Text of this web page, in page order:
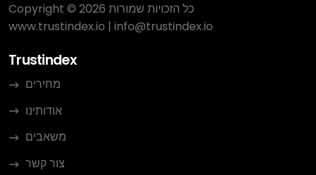
Copyright © 2026 כל הזכויות שמורות
www.trustindex.io | info@trustindex.io
Trustindex
מחירים
אודותינו
משאבים
צור קשר